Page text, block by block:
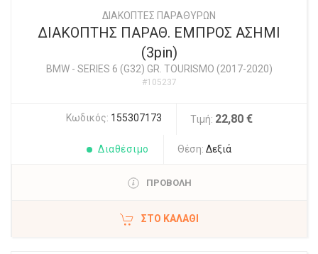
ΔΙΑΚΟΠΤΕΣ ΠΑΡΑΘΥΡΩΝ
ΔΙΑΚΟΠΤΗΣ ΠΑΡΑΘ. ΕΜΠΡΟΣ ΑΣΗΜΙ
(3pin)
BMW- SERIES 6 (G32) GR. TOURISMO (2017-2020)
#105237
Κωδικός: 155307173 Τιμή: 22,80 €
Διαθέσιμο Θέση: Δεξιά
ΠΡΟΒΟΛΗ
ΣΤΟ ΚΑΛΆΘΙ